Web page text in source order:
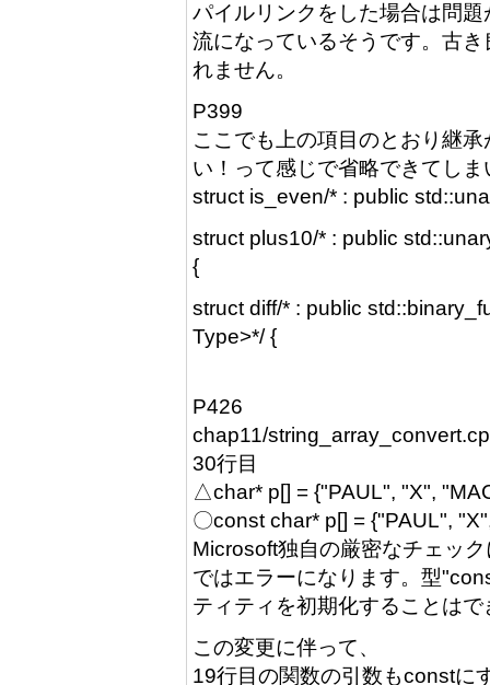
パイルリンクをした場合は問
流になっているそうです。古
れません。
P399
ここでも上の項目のとおり継
い！って感じで省略できてしま
struct is_even/* : public
struct plus10/* : public
{
struct diff/* : public
Type>*/ {
P426
chap11/
30行目
△char* p[] = {"PAUL", "X",
〇const char* p[] = {"PAUL",
Microsoft独自の厳密なチェッ
ではエラーになります。型
ティティを初期化することは
この変更に伴って、
19行目の関数の引数もconstに